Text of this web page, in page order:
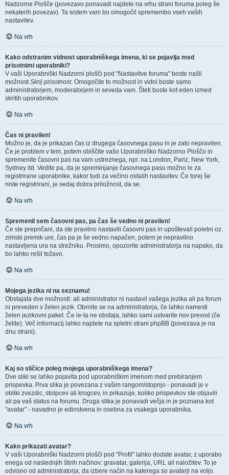
Nadzorne Plošče (povezavo ponavadi najdete na vrhu strani foruma poleg še
nekaterih povezav). Ta sistem vam bo omogočil spremembo vseh vaših
nastavitev.
Na vrh
Kako odstranim vidnost uporabniškega imena, ki se pojavlja med
prisotnimi uporabniki?
V vaši Uporabniški Nadzorni plošči pod "Nastavitve foruma" boste našli
možnostSkrij prisotnost. Omogočite to možnost in vidni boste samo
administratorjem, moderatorjem in seveda vam. Šteti boste kot eden izmed
skritih uporabnikov.
Na vrh
Čas ni pravilen!
Možno je, da je prikazan čas iz drugega časovnega pasu in je zato nepravilen.
Če je problem v tem, potem obiščite vašo Uporabniško Nadzorno Ploščo in
spremenite časovni pas na vam ustreznega, npr. na London, Pariz, New York,
Sydney itd. Vedite pa, da je spreminjanje časovnega pasu možno le za
registrirane uporabnike, kakor tudi za večino ostalih nastavitev. Če torej še
niste registrirani, je sedaj dobra priložnost, da se.
Na vrh
Spremenil sem časovni pas, pa čas še vedno ni pravilen!
Če ste prepričani, da ste pravilno nastavili časovni pas in upoštevali poletni oz.
zimski premik ure, čas pa je še vedno napačen, potem je nepravilno
nastavljena ura na strežniku. Prosimo, opozorite administratorja na napako, da
bo lahko rešil težavo.
Na vrh
Mojega jezika ni na seznamu!
Obstajata dve možnosti: ali administrator ni nastavil vašega jezika ali pa forum
ni preveden v želen jezik. Obrnite se na administratorja, če lahko namesti
želen jezikovni paket. Če le-ta ne obstaja, lahko sami ustvarite nov prevod (če
želite). Več informacij lahko najdete na spletni strani phpBB (povezava je na
dnu strani).
Na vrh
Kaj so sličice poleg mojega uporabniškega imena?
Dve sliki se lahko pojavita pod uporabniškim imenom med prebiranjem
prispevka. Prva slika je povezana z vašim rangom/stopnjo - ponavadi je v
obliki zvezdic, stolpcev ali krogcev, in prikazuje, koliko prispevkov ste objavili
ali pa vaš status na forumu. Druga slika je ponavadi večja in je poznana kot
"avatar" - navadno je edinstvena in osebna za vsakega uporabnika.
Na vrh
Kako prikazati avatar?
V vaši Uporabniški Nadzorni plošči pod "Profil" lahko dodate avatar, z uporabo
enega od naslednjih štirih načinov: gravatar, galerija, URL ali naložitev. To je
odvisno od administratorja, da izbere način na katerega so avatarji na voljo.